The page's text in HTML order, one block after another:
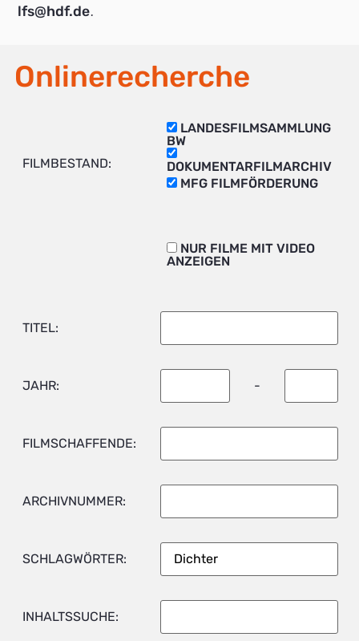
lfs@hdf.de.
Onlinerecherche
FILMBESTAND:
LANDESFILMSAMMLUNG
BW
DOKUMENTARFILMARCHIV
MFG FILMFÖRDERUNG
NUR FILME MIT VIDEO
ANZEIGEN
TITEL:
JAHR: -
FILMSCHAFFENDE:
ARCHIVNUMMER:
SCHLAGWÖRTER:
INHALTSSUCHE: